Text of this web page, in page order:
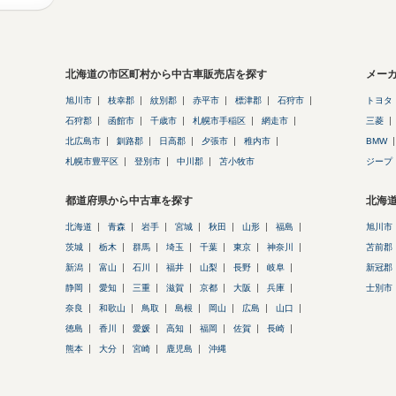
北海道の市区町村から中古車販売店を探す
旭川市 枝幸郡 紋別郡 赤平市 標津郡 石狩市
石狩郡 函館市 千歳市 札幌市手稲区 網走市
北広島市 釧路郡 日高郡 夕張市 稚内市
札幌市豊平区 登別市 中川郡 苫小牧市
メー
トヨタ
三菱
BMW
ジープ
都道府県から中古車を探す
北海道 青森 岩手 宮城 秋田 山形 福島
茨城 栃木 群馬 埼玉 千葉 東京 神奈川
新潟 富山 石川 福井 山梨 長野 岐阜
静岡 愛知 三重 滋賀 京都 大阪 兵庫
奈良 和歌山 鳥取 島根 岡山 広島 山口
徳島 香川 愛媛 高知 福岡 佐賀 長崎
熊本 大分 宮崎 鹿児島 沖縄
北海
旭川市
苫前郡
新冠郡
士別市